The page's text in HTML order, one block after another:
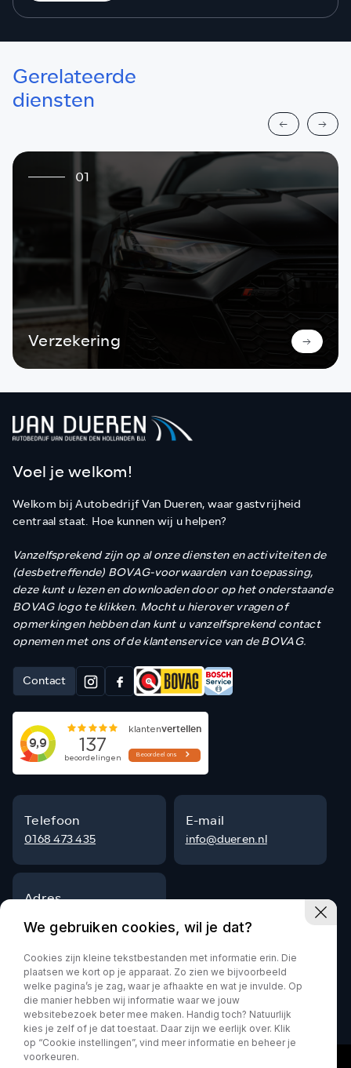
Gerelateerde
diensten
01
Verzekering
Voel je welkom!
Welkom bij Autobedrijf Van Dueren, waar gastvrijheid
centraal staat. Hoe kunnen wij u helpen?
Vanzelfsprekend zijn op al onze diensten en activiteiten de
(desbetreffende) BOVAG-voorwaarden van toepassing,
deze kunt u lezen en downloaden door op het onderstaande
BOVAG logo te klikken. Mocht u hierover vragen of
opmerkingen hebben dan kunt u vanzelfsprekend contact
opnemen met ons of de klantenservice van de BOVAG.
Contact
Telefoon
0168 473 435
E-mail
info@dueren.nl
Adres
4797 SG Willemstad
Privacy policy
We gebruiken cookies, wil je dat?
Cookies zijn kleine tekstbestanden met informatie erin. Die
plaatsen we kort op je apparaat. Zo zien we bijvoorbeeld
welke pagina’s je zag, waar je afhaakte en wat je invulde. Op
die manier hebben wij informatie waar we jouw
websitebezoek beter mee maken. Handig toch? Natuurlijk
kies je zelf of je dat toestaat. Daar zijn we eerlijk over. Klik
op “Cookie instellingen”, vind meer informatie en beheer je
voorkeuren.